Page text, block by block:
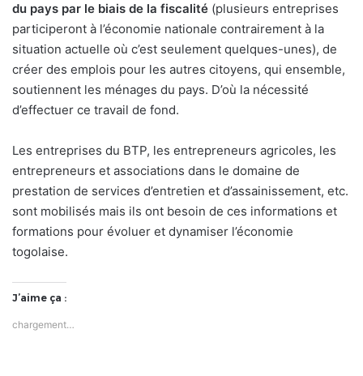
du pays par le biais de la fiscalité (plusieurs entreprises
participeront à l’économie nationale contrairement à la
situation actuelle où c’est seulement quelques-unes), de
créer des emplois pour les autres citoyens, qui ensemble,
soutiennent les ménages du pays. D’où la nécessité
d’effectuer ce travail de fond.
Les entreprises du BTP, les entrepreneurs agricoles, les
entrepreneurs et associations dans le domaine de
prestation de services d’entretien et d’assainissement, etc.
sont mobilisés mais ils ont besoin de ces informations et
formations pour évoluer et dynamiser l’économie
togolaise.
J’aime ça :
chargement…